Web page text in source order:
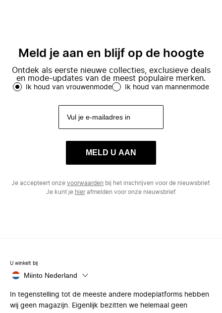
Meld je aan en blijf op de hoogte
Ontdek als eerste nieuwe collecties, exclusieve deals
en mode-updates van de meest populaire merken.
Ik houd van vrouwenmode Ik houd van mannenmode
MELD U AAN
Je accepteert onze voorwaarden bij het inschrijven voor de nieuwsbrief.
Je kunt je hierafmelden voor onze nieuwsbrief.
U winkelt bij
Miinto Nederland
In tegenstelling tot de meeste andere modeplatforms hebben
wij geen magazijn. Eigenlijk bezitten we helemaal geen